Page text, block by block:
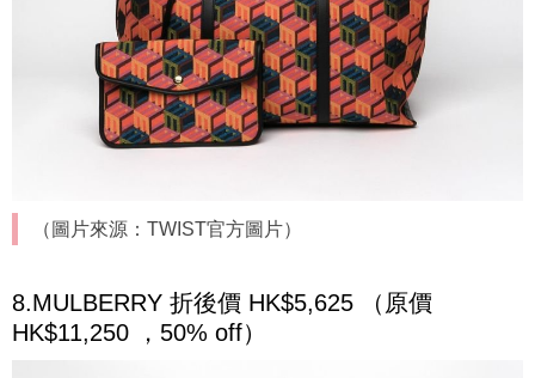
（圖片來源：TWIST官方圖片）
8.MULBERRY 折後價 HK$5,625 （原價
HK$11,250 ，50% off）